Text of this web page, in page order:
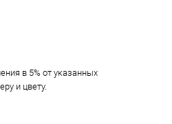
в 5% от указанных
и цвету.